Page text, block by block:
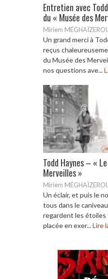
Entretien avec
du « Musée des
Miriem
Un grand merci à
reçus
du Musée des
nos questions ave...
Todd Haynes – «
Merveilles »
Miriem
Un éclair, et puis le
tous dans le
regardent les étoiles
placée en exer...Lire